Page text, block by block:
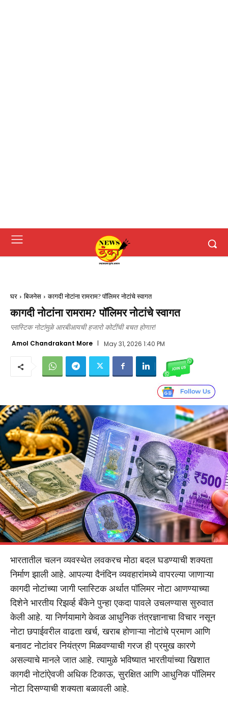
घर बिजनेस कागदी नोटांना रामराम? पॉलिमर नोटांचे स्वागत
कागदी नोटांना रामराम? पॉलिमर नोटांचे स्वागत
प्लास्टिक नोटांमुळे आरबीआयची हजारो कोटींची बचत होणार!
Amol Chandrakant More May 31, 2026 1:40 PM
भारतातील चलन व्यवस्थेत लवकरच मोठा बदल घडण्याची शक्यता
निर्माण झाली आहे. आपल्या दैनंदिन व्यवहारांमध्ये वापरल्या जाणाऱ्या
कागदी नोटांच्या जागी प्लास्टिक अर्थात पॉलिमर नोटा आणण्याच्या
दिशेने भारतीय रिझर्व्ह बँकेने पुन्हा एकदा पावले उचलण्यास सुरुवात
केली आहे. या निर्णयामागे केवळ आधुनिक तंत्रज्ञानाचा विचार नसून
नोटा छपाईवरील वाढता खर्च, खराब होणाऱ्या नोटांचे प्रमाण आणि
बनावट नोटांवर नियंत्रण मिळवण्याची गरज ही प्रमुख कारणे
असल्याचे मानले जात आहे. त्यामुळे भविष्यात भारतीयांच्या खिशात
कागदी नोटांऐवजी अधिक टिकाऊ, सुरक्षित आणि आधुनिक पॉलिमर
नोटा दिसण्याची शक्यता बळावली आहे.